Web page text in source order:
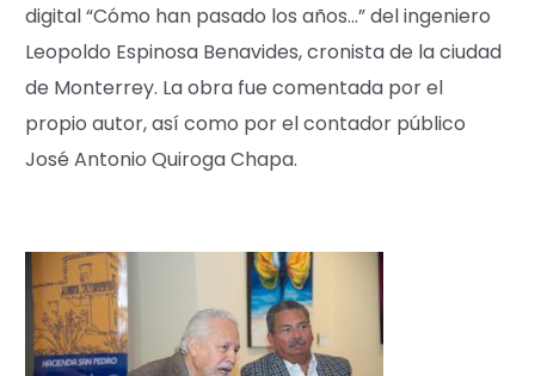
digital “Cómo han pasado los años…” del ingeniero
Leopoldo Espinosa Benavides, cronista de la ciudad
de Monterrey. La obra fue comentada por el
propio autor, así como por el contador público
José Antonio Quiroga Chapa.